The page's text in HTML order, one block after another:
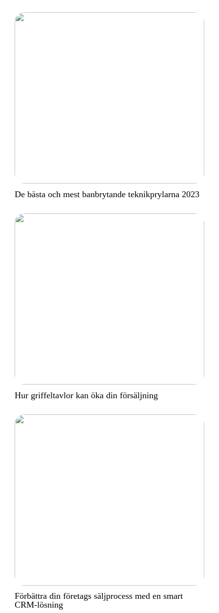
De bästa och mest banbrytande teknikprylarna 2023
Hur griffeltavlor kan öka din försäljning
Förbättra din företags säljprocess med en smart
CRM-lösning